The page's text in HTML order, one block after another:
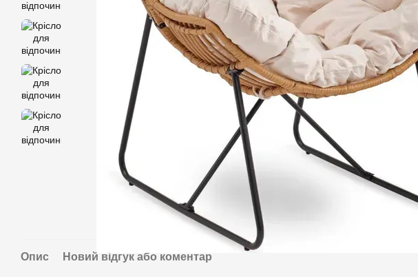
Опис Новий відгук або коментар